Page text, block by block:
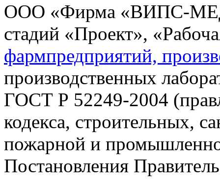
ООО «Фирма «ВИПС-
стадий «Проект»,
фармпредприятий,
производственных
ГОСТ Р 52249-2004
кодекса, строительных,
пожарной и
Постановления